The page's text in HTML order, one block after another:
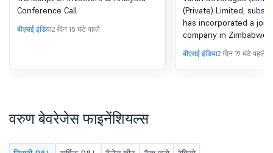
(LODR)-Earnings Call
Transcript
Conference Call
बीएसई इंडिया2 दिन 15 घंटे पहले
(Listing
Disclosure
Regulations, 2015
(Private) Limited,
has incorporated a
company in Zimbabwe
in enclosed intimation.
बीएसई इंडिया2 दिन 19 घंटे पहले
वरुण बेवरेजेस फाइनेंशियल्स